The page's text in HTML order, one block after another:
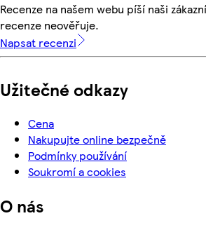
Recenze na našem webu píší naši
recenze neověřuje.
Napsat recenzi
Užitečné odkazy
Cena
Nakupujte online bezpečně
Podmínky používání
Soukromí a cookies
O nás